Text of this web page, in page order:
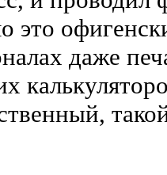
это
даже